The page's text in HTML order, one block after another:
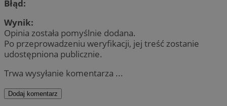
Błąd:
Wynik:
Opinia została pomyślnie dodana.
Po przeprowadzeniu weryfikacji, jej treść zostanie
udostępniona publicznie.
Trwa wysyłanie komentarza ...
Dodaj komentarz